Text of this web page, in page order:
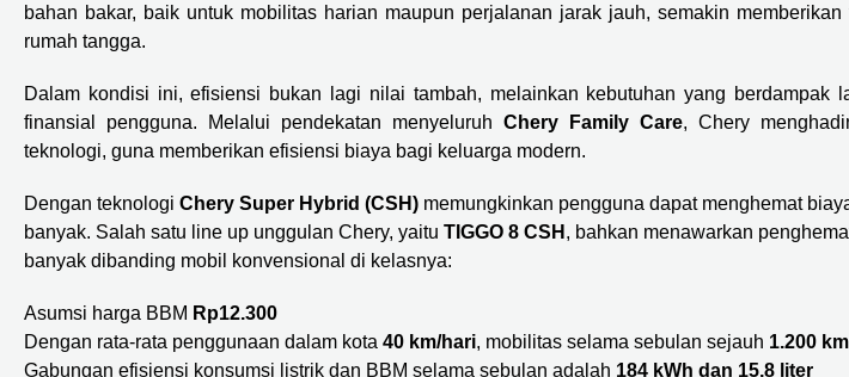
bahan bakar, baik untuk mobilitas harian maupun perjalanan jarak jauh, semakin
rumah tangga.
Dalam kondisi ini, efisiensi bukan lagi nilai tambah, melainkan kebutuhan yang berdampak
finansial pengguna. Melalui pendekatan menyeluruhChery Family Care, Chery
teknologi, guna memberikan efisiensi biaya bagi keluarga modern.
Dengan teknologi Chery Super Hybrid (CSH) memungkinkan pengguna dapat menghemat
banyak. Salah satu line up unggulan Chery, yaitu TIGGO 8 CSH , bahkan menawarkan
banyak dibanding mobil konvensional di kelasnya:
Asumsi harga BBM Rp12.300
Dengan rata-rata penggunaan dalam kota 40 km/hari, mobilitas selama sebulan sejauh 1.200 km
Gabungan efisiensi konsumsi listrik dan BBM selama sebulan adalah 184 kWh dan 15,8 liter